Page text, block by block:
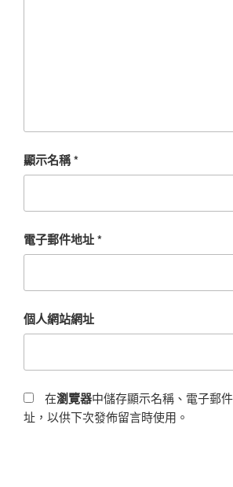
顯示名稱*
電子郵件地址*
個人網站網址
在瀏覽器中儲存顯示名稱、電子郵
址，以供下次發佈留言時使用。